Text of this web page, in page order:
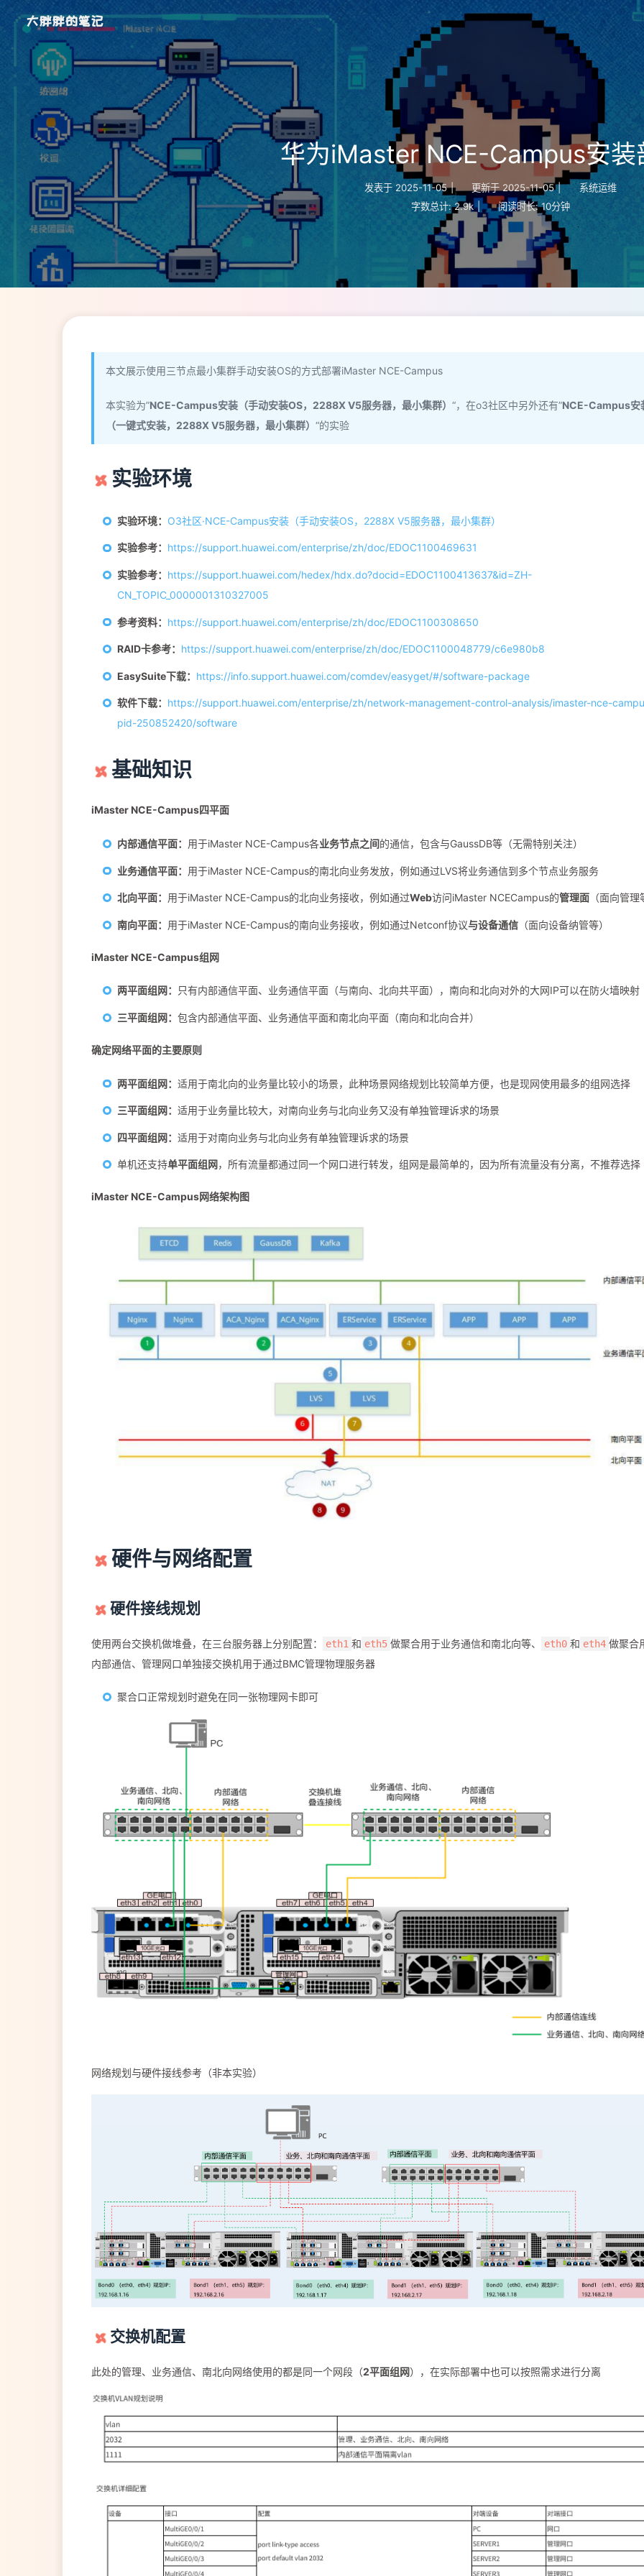
大胖胖的笔记
华为iMaster NCE-Campus安装
发表于 2025-11-05 | 更新于 2025-11-05 |
系统运维
字数总计: 2.9k | 阅读时长: 10分钟
本文展示使用三节点最小集群手动安装OS的方式部署iMaster NCE-Campus
本实验为”NCE-Campus安装（手动安装OS，2288X V5服务器，最小集群） “，在o3社区中另外还有”NCE-Campus安
（一键式安装，2288X V5服务器，最小集群） “的实验
实验环境
实验环境： O3社区·NCE-Campus安装（手动安装OS，2288X V5服务器，最小集群）
实验参考： https://support.huawei.com/enterprise/zh/doc/EDOC1100469631
实验参考： https://support.huawei.com/hedex/hdx.do?docid=EDOC1100413637&id=ZH-
CN_TOPIC_0000001310327005
参考资料： https://support.huawei.com/enterprise/zh/doc/EDOC1100308650
RAID卡参考： https://support.huawei.com/enterprise/zh/doc/EDOC1100048779/c6e980b8
EasySuite下载： https://info.support.huawei.com/comdev/easyget/#/software-package
软件下载： https://support.huawei.com/enterprise/zh/network-management-control-analysis/imaster-nce-
pid-250852420/software
基础知识
iMaster NCE-Campus四平面
内部通信平面： 用于iMaster NCE-Campus各业务节点之间的通信，包含与GaussDB等（无需特别关注）
业务通信平面： 用于iMaster NCE-Campus的南北向业务发放，例如通过LVS将业务通信到多个节点业务服务
北向平面： 用于iMaster NCE-Campus的北向业务接收，例如通过Web访问iMaster NCECampus的管理面（面向管理
南向平面： 用于iMaster NCE-Campus的南向业务接收，例如通过Netconf协议与设备通信（面向设备纳管等）
iMaster NCE-Campus组网
两平面组网： 只有内部通信平面、业务通信平面（与南向、北向共平面），南向和北向对外的大网IP可以在防火墙映射
三平面组网： 包含内部通信平面、业务通信平面和南北向平面（南向和北向合并）
确定网络平面的主要原则
两平面组网： 适用于南北向的业务量比较小的场景，此种场景网络规划比较简单方便，也是现网使用最多的组网选择
三平面组网： 适用于业务量比较大，对南向业务与北向业务又没有单独管理诉求的场景
四平面组网： 适用于对南向业务与北向业务有单独管理诉求的场景
单机还支持单平面组网，所有流量都通过同一个网口进行转发，组网是最简单的，因为所有流量没有分离，不推荐选择
iMaster NCE-Campus网络架构图
硬件与网络配置
硬件接线规划
使用两台交换机做堆叠，在三台服务器上分别配置： eth1 和 eth5 做聚合用于业务通信和南北向等、 eth0 和 eth4 做聚合
内部通信、管理网口单独接交换机用于通过BMC管理物理服务器
聚合口正常规划时避免在同一张物理网卡即可
网络规划与硬件接线参考（非本实验）
交换机配置
此处的管理、业务通信、南北向网络使用的都是同一个网段（2平面组网），在实际部署中也可以按照需求进行分离